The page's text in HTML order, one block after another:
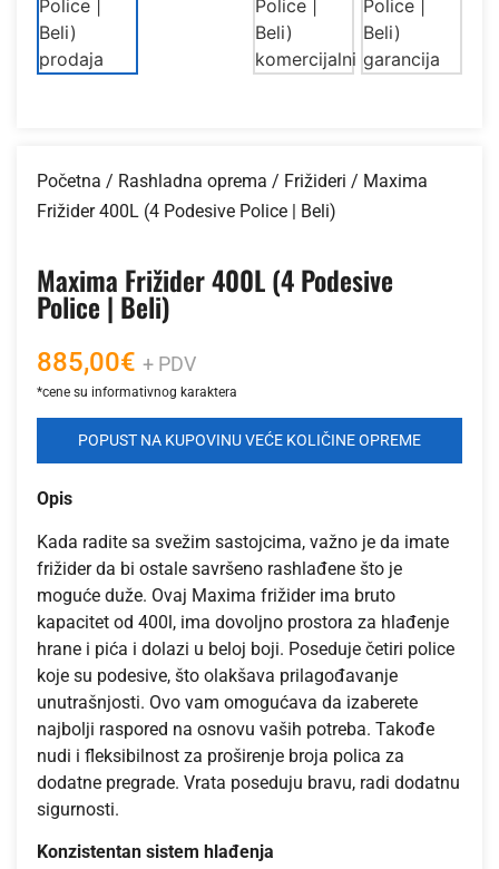
Početna / Rashladna oprema / Frižideri / Maxima
Frižider 400L (4 Podesive Police | Beli)
Maxima Frižider 400L (4 Podesive
Police | Beli)
885,00€ + PDV
POPUST NA KUPOVINU VEĆE KOLIČINE OPREME
Opis
Kada radite sa svežim sastojcima, važno je da imate
frižider da bi ostale savršeno rashlađene što je
moguće duže. Ovaj Maxima frižider ima bruto
kapacitet od 400l, ima dovoljno prostora za hlađenje
hrane i pića i dolazi u beloj boji. Poseduje četiri police
koje su podesive, što olakšava prilagođavanje
unutrašnjosti. Ovo vam omogućava da izaberete
najbolji raspored na osnovu vaših potreba. Takođe
nudi i fleksibilnost za proširenje broja polica za
dodatne pregrade. Vrata poseduju bravu, radi dodatnu
sigurnosti.
Konzistentan sistem hlađenja